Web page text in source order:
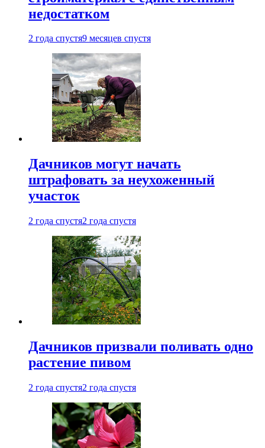
недостатком
2 года спустя9 месяцев спустя
Дачников могут начать
штрафовать за неухоженный
участок
2 года спустя2 года спустя
Дачников призвали поливать одно
растение пивом
2 года спустя2 года спустя